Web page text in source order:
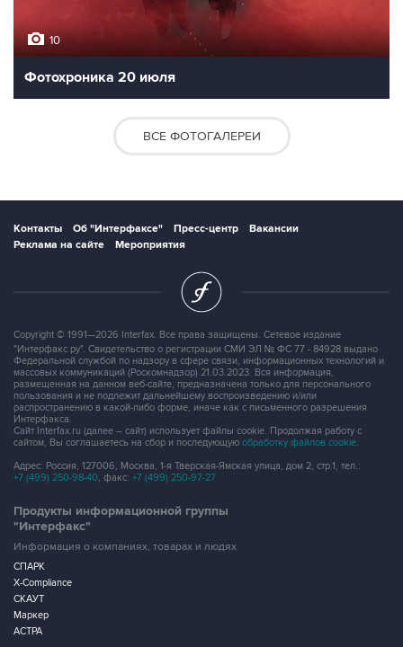
10
Фотохроника 20 июля
ВСЕ ФОТОГАЛЕРЕИ
Контакты Об "Интерфаксе" Пресс-центр
Вакансии
Реклама на сайте
Мероприятия
Copyright © 1991—2026 Interfax. Все права защищены. Сетевое издание
"Интерфакс.ру". Свидетельство о регистрации СМИ ЭЛ № ФС 77 - 84928 выдано
Федеральной службой по надзору в сфере связи, информационных технологий и
массовых коммуникаций (Роскомнадзор) 21.03.2023. Вся информация,
размещенная на данном веб-сайте, предназначена только для персонального
пользования и не подлежит дальнейшему воспроизведению и/или
распространению в какой-либо форме, иначе как с письменного разрешения
Интерфакса.
Сайт Interfax.ru (далее – сайт) использует файлы cookie. Продолжая работу с
сайтом, Вы соглашаетесь на сбор и последующую обработку файлов cookie.
Адрес: Россия, 127006, Москва, 1-я Тверская-Ямская улица, дом 2, стр.1, тел.:
+7 (499) 250-98-40, факс: +7 (499) 250-97-27
Продукты информационной группы
"Интерфакс"
Информация о компаниях, товарах и людях
СПАРК
X-Compliance
СКАУТ
Маркер
АСТРА